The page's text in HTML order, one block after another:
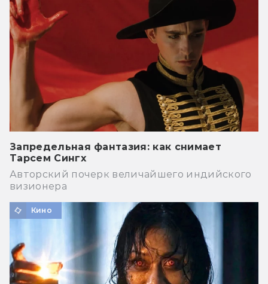
Запредельная фантазия: как снимает
Тарсем Сингх
Авторский почерк величайшего индийского
визионера
Кино